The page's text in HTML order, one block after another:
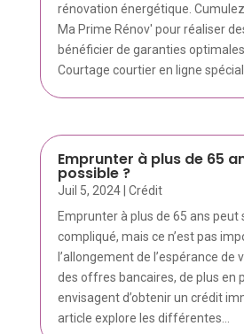
rénovation énergétique.
Ma Prime Rénov' pour réaliser
bénéficier de garanties
Courtage courtier en ligne
Emprunter à plus de 65
possible ?
Juil 5, 2024| Crédit
Emprunter à plus de 65 ans peut
compliqué, mais ce n’est pas
l’allongement de l’espérance de
des offres bancaires, de plus en
envisagent d’obtenir un crédit
article explore les différentes...